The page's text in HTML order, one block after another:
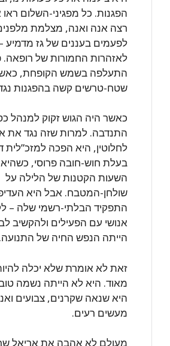
הפגנות. כל מפגיני-השלום
רצה אנה ואנה, מצלמת
לפעמים בעננים של גז מדמיע –
לאזהרות החמורות של רופאה.
התעלפה בשמש הקופחת,
שטח-טרשים קשה בהפגנות
כאשר היה הגוש זקוק למנהל
התנדבה. למרות שזה נגד את
לחלוטין, היא הפכה למזכ”לית
בעלת חוש-חובה פרוסי,
השעות הקטנות של הלילה על
שולחן-המטבח. אבל היא
התפקיד הבלתי-רשמי שלה –
אנושי עם הפעילים ולהקשיב
הייתה הנפש החיה של התנועה.
זאת לא אומרת שלא יכלה
מאוד. היא לא הייתה נשמה
היא שנאה שקרנים, צבועים
מעשים רעים.
מעולם לא אהבה את אריאל